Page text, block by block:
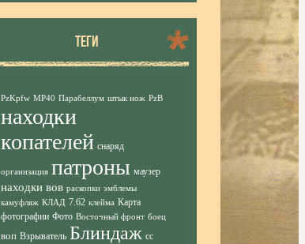
ТЕГИ
PzKpfw MP40 Парабеллум штык нож PzB
находки
копателей снаряд
организация патроны маузер
находки вов раскопки эмблемы
камуфляж КЛАД 7.62 клейма Карта
фотографии Фото Восточный фронт боец
воп Взрыватель Блиндаж сс